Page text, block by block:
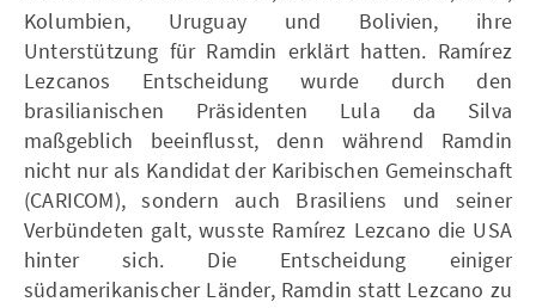
Kolumbien, Uruguay und Bolivien, ihre
Unterstützung für Ramdin erklärt hatten. Ramírez
Lezcanos Entscheidung wurde durch den
brasilianischen Präsidenten Lula da Silva
maßgeblich beeinflusst, denn während Ramdin
nicht nur als Kandidat der Karibischen Gemeinschaft
(CARICOM), sondern auch Brasiliens und seiner
Verbündeten galt, wusste Ramírez Lezcano die USA
hinter sich. Die Entscheidung einiger
südamerikanischer Länder, Ramdin statt Lezcano zu